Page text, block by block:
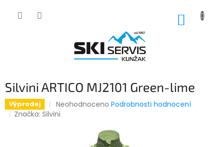
Silvini ARTICO MJ2101 Green-lime
Výprodej
Průměrné
hodnocení
Neohodnoceno Podrobnosti hodnocení
Značka:Silvini